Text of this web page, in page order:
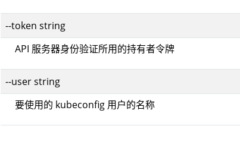
--token string
API 服务器身份验证所用的持有者令牌
--user string
要使用的 kubeconfig 用户的名称